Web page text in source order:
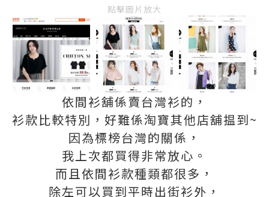
點擊圖片放大
依間衫舖係賣台灣衫的，
衫款比較特別，好難係淘寶其他店舖揾到~
因為標榜台灣的關係，
我上次都買得非常放心。
而且依間衫款種類都很多，
除左可以買到平時出街衫外，